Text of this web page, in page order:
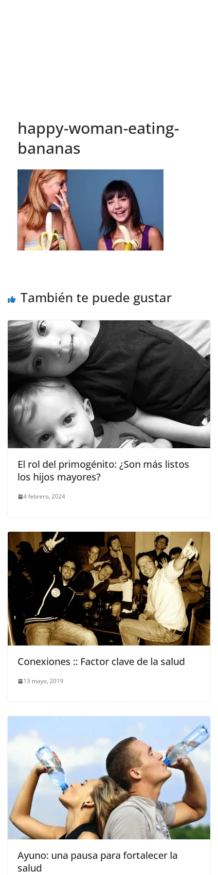
happy-woman-eating-
bananas
También te puede gustar
El rol del primogénito: ¿Son más listos
los hijos mayores?
4 febrero, 2024
Conexiones :: Factor clave de la salud
13 mayo, 2019
Ayuno: una pausa para fortalecer la
salud